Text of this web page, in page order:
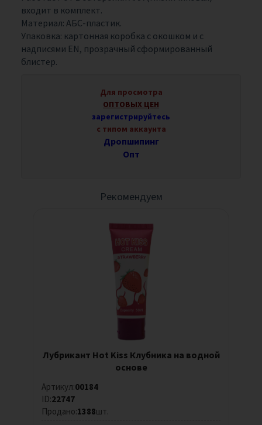
входит в комплект.
Материал: АБС-пластик.
Упаковка: картонная коробка с окошком и с
надписями EN, прозрачный сформированный
блистер.
Для просмотра
ОПТОВЫХ ЦЕН
зарегистрируйтесь
с типом аккаунта
Дропшипинг
Опт
Рекомендуем
Лубрикант Hot Kiss Клубника на водной
основе
Артикул:00184
ID:22747
Продано:1388шт.